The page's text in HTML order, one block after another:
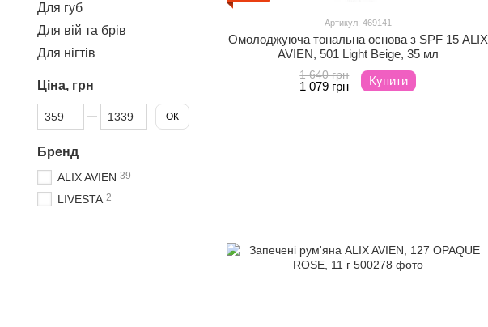
Артикул: 469141
Омолоджуюча тональна основа з SPF 15 ALIX
AVIEN, 501 Light Beige, 35 мл
1 640 грн
1 079 грн Купити
Для губ
Для вій та брів
Для нігтів
Ціна, грн
Від Ціна, грн
До Ціна, грн ОК
Бренд
ALIX AVIEN 39
LIVESTA 2